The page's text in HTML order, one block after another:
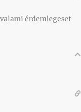
érdemlegeset